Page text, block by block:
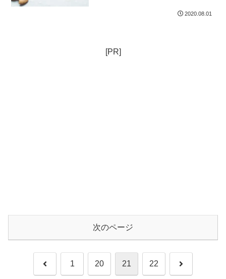
2020.08.01
[PR]
次のページ
前 1 20 21 22 次